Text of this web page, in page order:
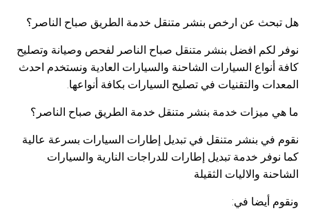
هل تبحث عن ارخص بنشر متنقل خدمة الطريق صباح الناصر؟
نوفر لكم افضل بنشر متنقل صباح الناصر لفحص وصيانة وتصليح
كافة أنواع السيارات الشاحنة والسيارات العادية ونستخدم احدث
المعدات والتقنيات في تصليح السيارات بكافة أنواعها.
ما هي ميزات خدمة بنشر متنقل خدمة الطريق صباح الناصر؟
نقوم في بنشر متنقل في تبديل إطارات السيارات بسرعة عالية
كما نوفر خدمة تبديل إطارات للدراجات النارية والسيارات
الشاحنة والاليات الثقيلة
ونقوم أيضا في: